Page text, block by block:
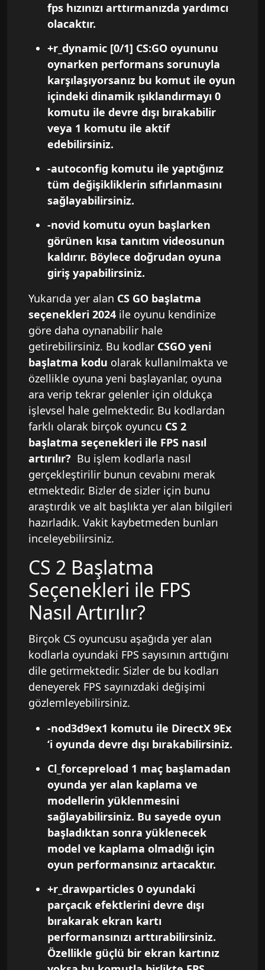
fps hızınızı arttırmanızda yardımcı
olacaktır.
+r_dynamic [0/1] CS:GO oyununu
oynarken performans sorunuyla
karşılaşıyorsanız bu komut ile oyun
içindeki dinamik ışıklandırmayı 0
komutu ile devre dışı bırakabilir
veya 1 komutu ile aktif
edebilirsiniz.
-autoconfig komutu ile yaptığınız
tüm değişikliklerin sıfırlanmasını
sağlayabilirsiniz.
-novid komutu oyun başlarken
görünen kısa tanıtım videosunun
kaldırır. Böylece doğrudan oyuna
giriş yapabilirsiniz.
Yukarıda yer alan CS GO başlatma
seçenekleri 2024 ile oyunu kendinize
göre daha oynanabilir hale
getirebilirsiniz. Bu kodlar CSGO yeni
başlatma kodu olarak kullanılmakta ve
özellikle oyuna yeni başlayanlar, oyuna
ara verip tekrar gelenler için oldukça
işlevsel hale gelmektedir. Bu kodlardan
farklı olarak birçok oyuncu CS 2
başlatma seçenekleri ile FPS nasıl
artırılır? Bu işlem kodlarla nasıl
gerçekleştirilir bunun cevabını merak
etmektedir. Bizler de sizler için bunu
araştırdık ve alt başlıkta yer alan bilgileri
hazırladık. Vakit kaybetmeden bunları
inceleyebilirsiniz.
CS 2 Başlatma
Seçenekleri ile FPS
Nasıl Artırılır?
Birçok CS oyuncusu aşağıda yer alan
kodlarla oyundaki FPS sayısının arttığını
dile getirmektedir. Sizler de bu kodları
deneyerek FPS sayınızdaki değişimi
gözlemleyebilirsiniz.
-nod3d9ex1 komutu ile DirectX 9Ex
‘i oyunda devre dışı bırakabilirsiniz.
Cl_forcepreload 1 maç başlamadan
oyunda yer alan kaplama ve
modellerin yüklenmesini
sağlayabilirsiniz. Bu sayede oyun
başladıktan sonra yüklenecek
model ve kaplama olmadığı için
oyun performansınız artacaktır.
+r_drawparticles 0 oyundaki
parçacık efektlerini devre dışı
bırakarak ekran kartı
performansınızı arttırabilirsiniz.
Özellikle güçlü bir ekran kartınız